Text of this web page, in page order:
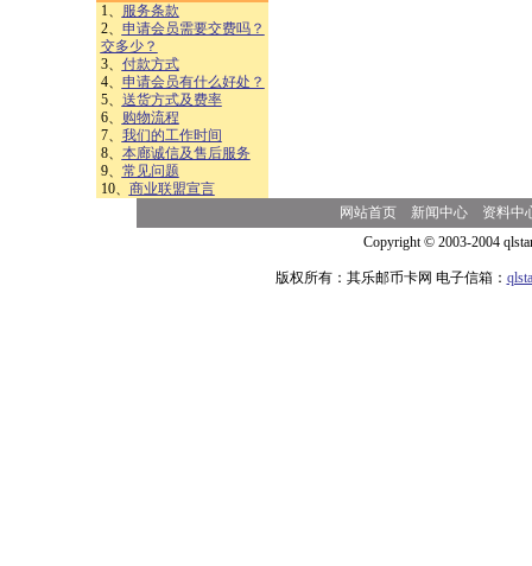
1、
服务条款
2、 申请会员需要交费吗？
交多少？
3、 付款方式
4、 申请会员有什么好处？
5、 送货方式及费率
6、
购物流程
7、 我们的工作时间
8、 本廊诚信及售后服务
9、 常见问题
10、 商业联盟宣言
网站首页 新闻中心
资料中
Copyright © 2003-2004
版权所有：其乐邮币卡网 电子信箱：